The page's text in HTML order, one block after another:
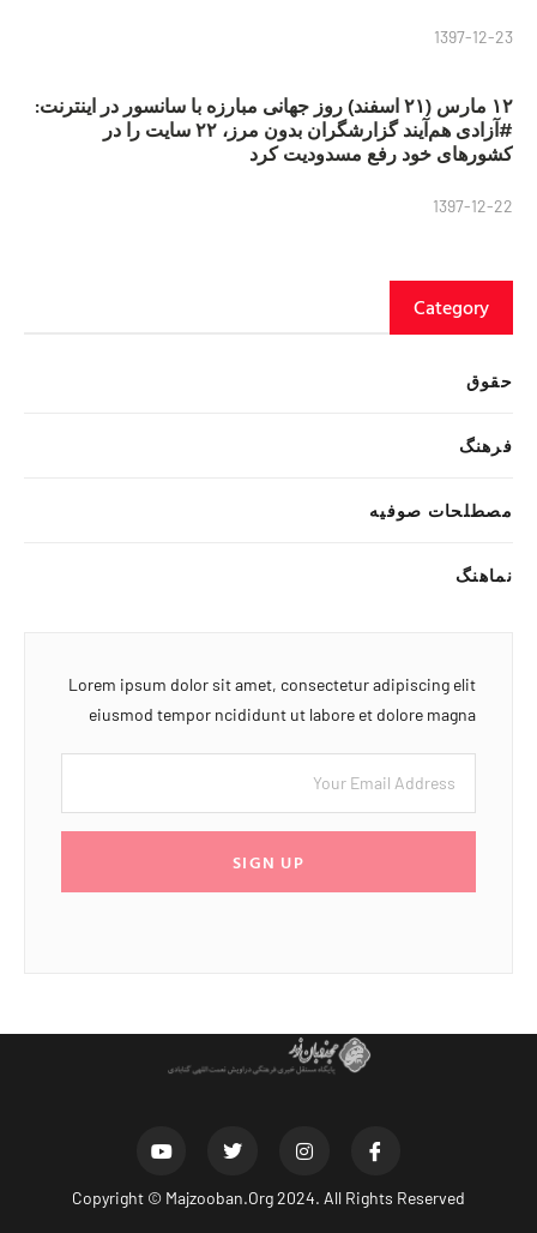
1397-12-23
۱۲ مارس (۲۱ اسفند) روز جهانی مبارزه با سانسور در اینترنت:
#آزادی هم‌آیند گزارشگران‌ بدون مرز، ۲۲ سایت را در
کشورهای خود رفع مسدودیت کرد
1397-12-22
Category
حقوق
فرهنگ
مصطلحات صوفیه
نماهنگ
Lorem ipsum dolor sit amet, consectetur adipiscing elit
eiusmod tempor ncididunt ut labore et dolore magna
SIGN UP
Copyright © Majzooban.Org2024. All Rights Reserved